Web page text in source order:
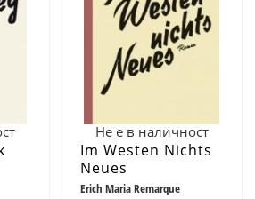
Не е в наличност
Im Westen Nichts
Neues
Erich Maria Remarque